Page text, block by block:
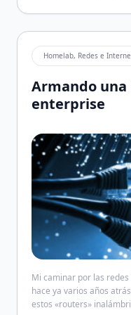
Homelab, Redes e
Armando
enterprise
Mi caminar por las redes
hace ya varios años
estos «routers»